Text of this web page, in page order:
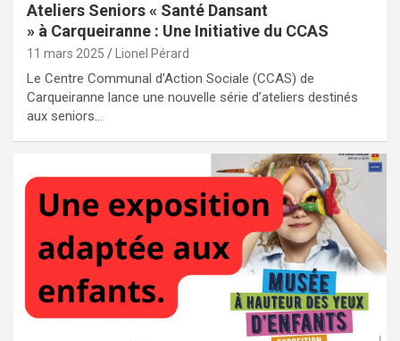
Ateliers Seniors « Santé Dansant
» à Carqueiranne : Une Initiative du CCAS
11 mars 2025 Lionel Pérard
Le Centre Communal d’Action Sociale (CCAS) de
Carqueiranne lance une nouvelle série d’ateliers destinés
aux seniors…